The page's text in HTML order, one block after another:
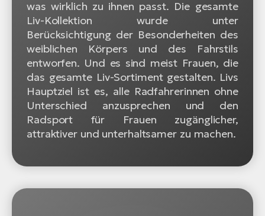
was wirklich zu ihnen passt. Die gesamte
Liv-Kollektion wurde unter
Berücksichtigung der Besonderheiten des
weiblichen Körpers und des Fahrstils
entworfen. Und es sind meist Frauen, die
das gesamte Liv-Sortiment gestalten. Livs
Hauptziel ist es, alle Radfahrerinnen ohne
Unterschied anzusprechen und den
Radsport für Frauen zugänglicher,
attraktiver und unterhaltsamer zu machen.